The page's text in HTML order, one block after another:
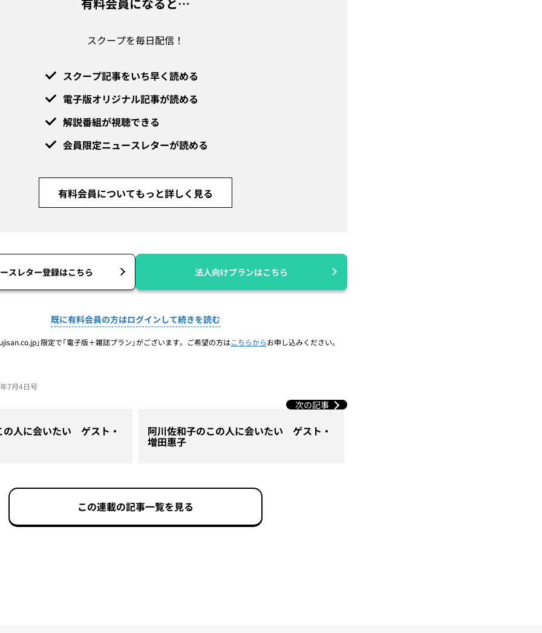
スクープを毎日配信！
スクープ記事をいち早く読める
電子版オリジナル記事が読める
解説番組が視聴できる
会員限定ニュースレターが読める
有料会員についてもっと詳しく見る
スレター登録はこちら 法人向けプランはこちら
既に有料会員の方はログインして続きを読む
」限定で「電子版＋雑誌プラン」がございます。ご希望の方はこちらからお申し込みください。
7月4日号
の人に会いたい ゲスト・
次の記事
阿川佐和子のこの人に会いたい ゲスト・
増田惠子
この連載の記事一覧を見る